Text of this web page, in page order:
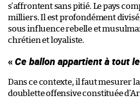
s’affrontent sans pitié. Le pays
milliers. Il est profondément
sous influence rebelle et
chrétien et loyaliste.
«Ce ballon appartient à tout
Dans ce contexte, il faut mesurer
doublette offensive constituée